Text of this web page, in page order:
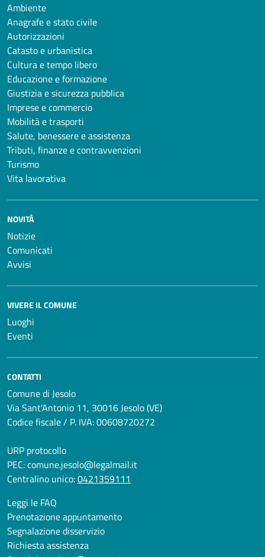
Ambiente
Anagrafe e stato civile
Autorizzazioni
Catasto e urbanistica
Cultura e tempo libero
Educazione e formazione
Giustizia e sicurezza pubblica
Imprese e commercio
Mobilità e trasporti
Salute, benessere e assistenza
Tributi, finanze e contravvenzioni
Turismo
Vita lavorativa
NOVITÀ
Notizie
Comunicati
Avvisi
VIVERE IL COMUNE
Luoghi
Eventi
CONTATTI
Comune di Jesolo
Via Sant'Antonio 11, 30016 Jesolo (VE)
Codice fiscale / P. IVA: 00608720272
URP protocollo
PEC:comune.jesolo@legalmail.it
Centralino unico:0421359111
Leggi le FAQ
Prenotazione appuntamento
Segnalazione disservizio
Richiesta assistenza